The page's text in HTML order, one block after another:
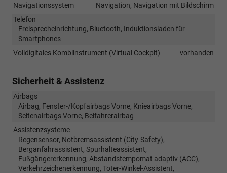
Navigationssystem
Navigation, Navigation mit Bildschirm
Telefon
Freisprecheinrichtung, Bluetooth, Induktionsladen für
Smartphones
Volldigitales Kombiinstrument (Virtual Cockpit)
vorhanden
Sicherheit & Assistenz
Airbags
Airbag, Fenster-/Kopfairbags Vorne, Knieairbags Vorne,
Seitenairbags Vorne, Beifahrerairbag
Assistenzsysteme
Regensensor, Notbremsassistent (City-Safety),
Berganfahrassistent, Spurhalteassistent,
Fußgängererkennung, Abstandstempomat adaptiv (ACC),
Verkehrzeichenerkennung, Toter-Winkel-Assistent,